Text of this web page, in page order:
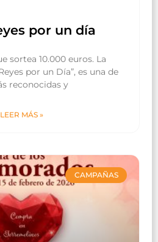
por un día
sortea 10.000 euros. La
por un Día”, es una de
reconocidas y
LEER MÁS »
CAMPAÑAS